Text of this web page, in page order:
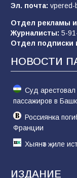
81
Морской
74
Эл. почта: vpered-
Отдел рекламы
Журналисты: 5-
Отдел подписки
НОВОСТИ
Суд арестовал
пассажиров в
Россиянка
Франции
Хыянәт җиле
ИЗДАНИЕ